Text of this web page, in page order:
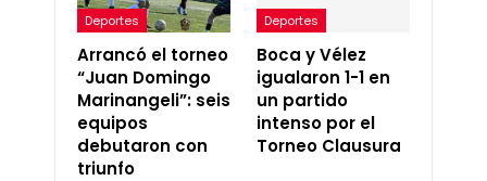
Deportes
Arrancó el torneo
“Juan Domingo
Marinangeli”: seis
equipos
debutaron con
triunfo
Deportes
Boca y Vélez
igualaron 1-1 en
un partido
intenso por el
Torneo Clausura